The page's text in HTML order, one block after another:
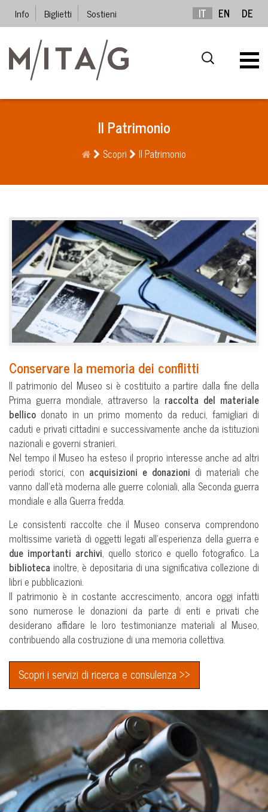
Info Biglietti Sostieni IT EN DE
Il Patrimonio
Scopri Il Patrimonio
Conservare la memoria dei conflitti
Il patrimonio del Museo si è costituito a partire dalla fine della
Prima guerra mondiale, attraverso la raccolta del materiale
bellico donato in un primo momento da reduci, famigliari di
caduti e privati cittadini e successivamente anche da istituzioni
nazionali e governi stranieri.
Nel tempo il Museo ha esteso il proprio interesse anche ad altri
periodi storici, con acquisizioni e donazioni di materiali che
vanno dall’età moderna alle guerre coloniali, alla Seconda guerra
mondiale e alla Guerra fredda.
Le consistenti raccolte che il Museo conserva comprendono
moltissime varietà di oggetti legati all’esperienza della guerra e
due importanti archivi, quello storico e quello fotografico. La
biblioteca inoltre, è depositaria di una significativa collezione di
libri e pubblicazioni.
Il patrimonio è in costante accrescimento, ancora oggi infatti
sono numerose le donazioni da parte di enti e privati che
desiderano affidare le loro testimonianze materiali al Museo,
contribuendo alla costruzione di una memoria collettiva.
Scopri i servizi di ricerca e consulenza >>